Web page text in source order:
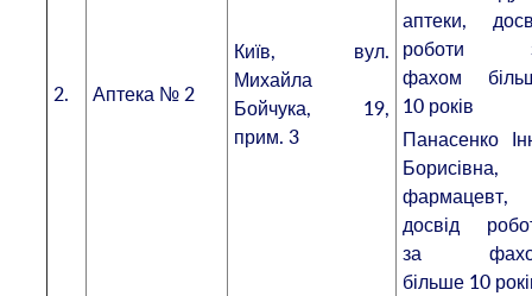
2. Аптека № 2
Київ, вул.
Михайла
Бойчука, 19,
прим. 3
аптеки,
роботи
фахом
10 років
Панасенко
Борисівна,
фармацевт,
досвід
за
більше 10